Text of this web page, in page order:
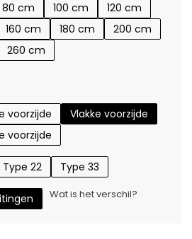
80 cm 100 cm
120 cm
160 cm 180 cm
200 cm
260 cm
voorzijde
Vlakke voorzijde
voorzijde
Type 22 Type 33
Wat is het verschil?